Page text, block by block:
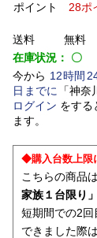
ポイント
28ポ
送料
無料
在庫状況： 〇
今から 12時間
日 までに 「神奈
ログイン をする
ます。
◆購入台数上限
こちらの商品
家族１台限り」
短期間での2
できました際